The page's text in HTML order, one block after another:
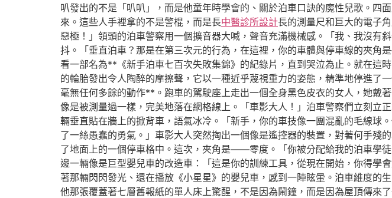
叭發出的不是「叭叭」，而是他童年時學會的、關於泊車口訣的魔性兒歌。
來。這些人手裡拿的不是警棍，而是長中醫診所設計長的測量尺和巨大的電子
惡極！」領頭的泊車警察用一個擴音器大喊，聲音充滿機械感。「我、我沒有
抖。「垂直泊車？那是在第三次元的行為，在這裡，你的車體與停車線的夾
看一部名為**《新手泊車七百次失敗集錦》的紀錄片，直到哭泣為止。就在這
的輪胎發出令人陶醉的摩擦聲，它以一種近乎蔑視重力的姿態，精準地停進了
毫無任何多餘的動作**。跑車的駕駛座上走出一個全身黑色皮衣的女人，她戴
像是被測量過一樣，完美地落在網格線上。「車影大人！」泊車警察們立刻立
輛垂直貼在牆上的掀背車，語氣冰冷。「新手，你的車技像一團混亂的毛線
了一絲愚蠢的勇氣。」車影大人突然掏出一個像是遙控器的裝置，對著何手殘
了地面上的一個停車格中。這次，夾角是——零度。「你被分配給我的泊車學
邊一輛像是巨型嬰兒車的改造車：「這是你的訓練工具，從現在開始，你得學
著那輛閃閃發光、還在播放《小星星》的嬰兒車，感到一陣眩暈。泊車維度
他那張覆蓋著七層舊報紙的單人床上驚醒，不是因為鬧鐘，而是因為屋頂傳來